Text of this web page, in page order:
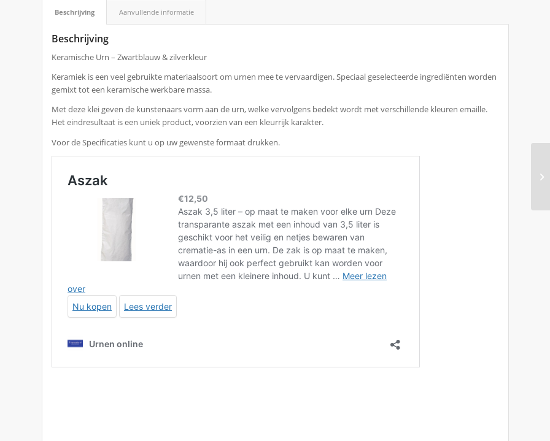
Beschrijving Aanvullende informatie
Beschrijving
Keramische Urn – Zwartblauw & zilverkleur
Keramiek is een veel gebruikte materiaalsoort om urnen mee te vervaardigen. Speciaal geselecteerde ingrediënten worden
gemixt tot een keramische werkbare massa.
Met deze klei geven de kunstenaars vorm aan de urn, welke vervolgens bedekt wordt met verschillende kleuren emaille.
Het eindresultaat is een uniek product, voorzien van een kleurrijk karakter.
Voor de Specificaties kunt u op uw gewenste formaat drukken.